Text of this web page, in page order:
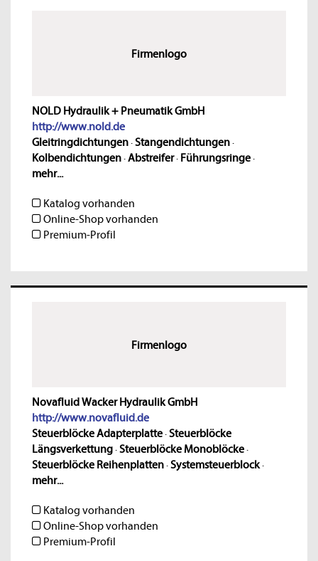
Firmenlogo
NOLD Hydraulik + Pneumatik GmbH
http://www.nold.de
Gleitringdichtungen·Stangendichtungen·
Kolbendichtungen·Abstreifer· Führungsringe·
mehr...
Katalog vorhanden
Online-Shop vorhanden
Premium-Profil
Firmenlogo
Novafluid Wacker Hydraulik GmbH
http://www.novafluid.de
Steuerblöcke Adapterplatte·Steuerblöcke
Längsverkettung·Steuerblöcke Monoblöcke·
Steuerblöcke Reihenplatten·Systemsteuerblock·
mehr...
Katalog vorhanden
Online-Shop vorhanden
Premium-Profil